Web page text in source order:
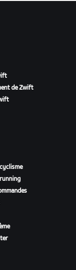
de Zwift